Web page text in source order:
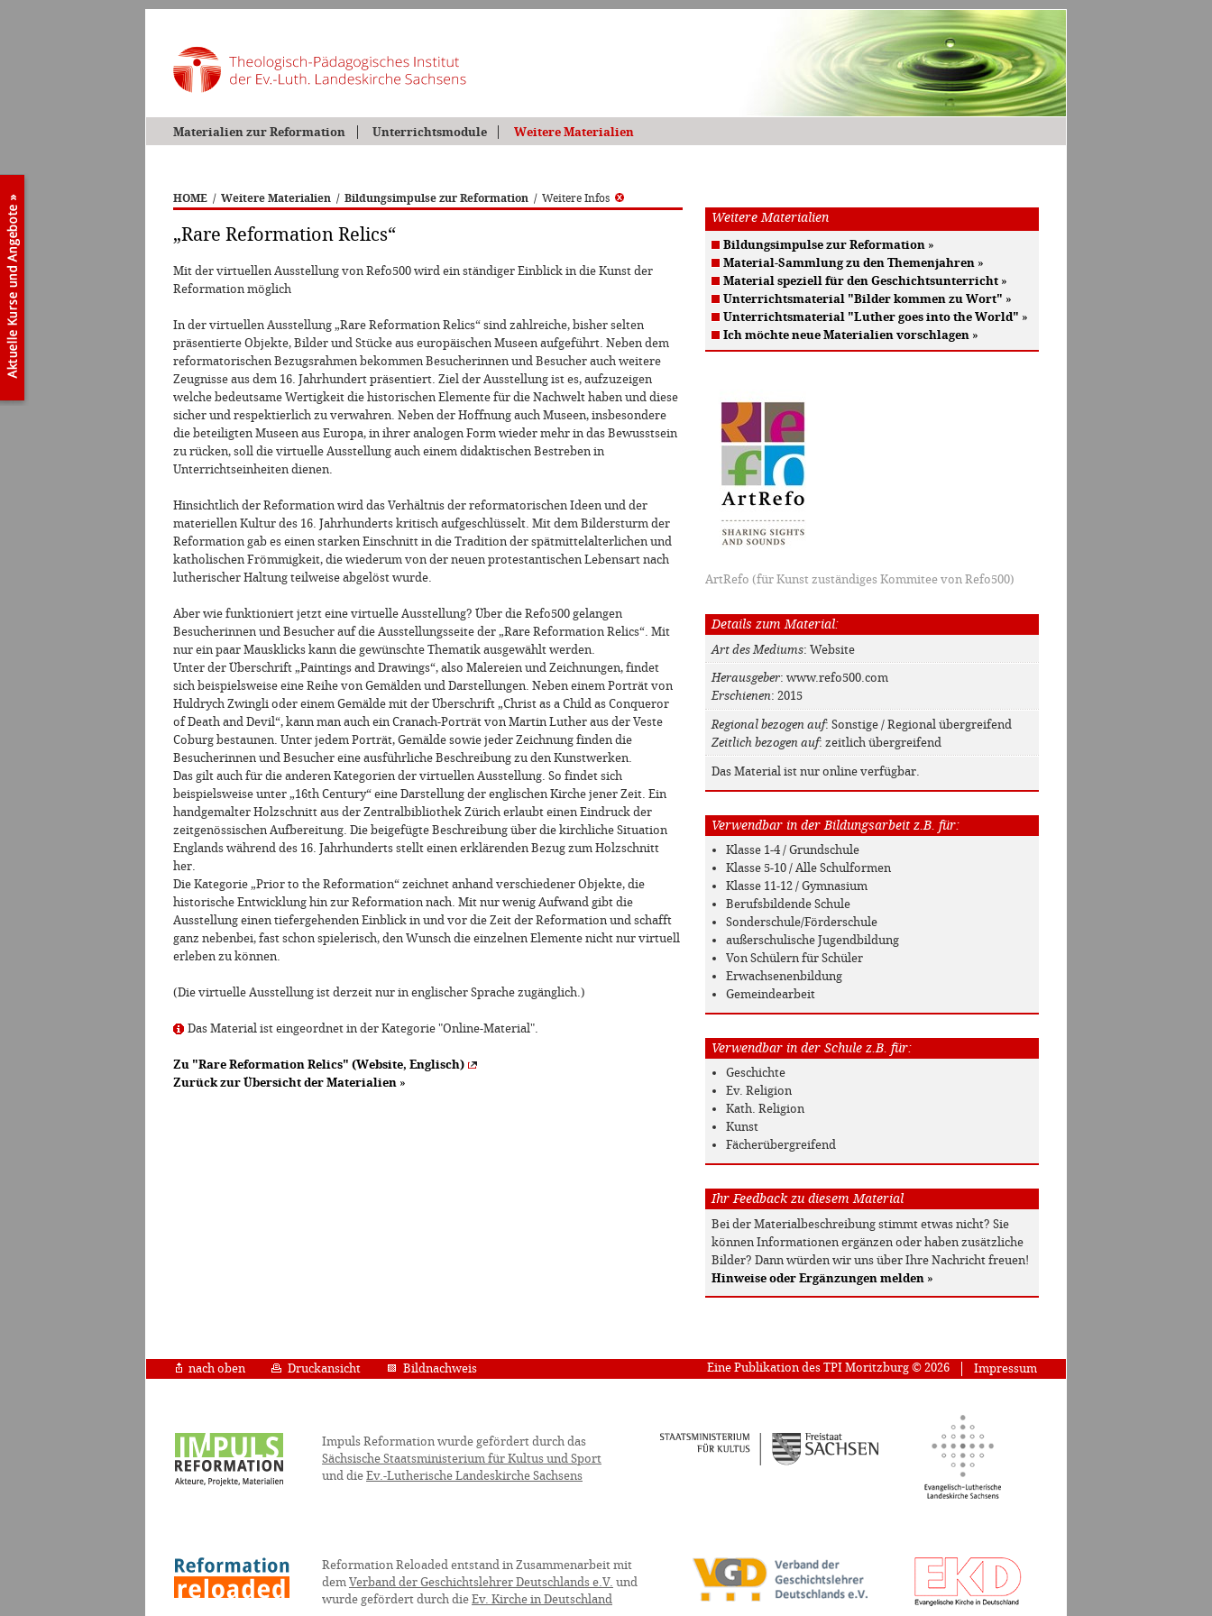
Materialien zur Reformation Unterrichtsmodule Weitere Materialien
HOME / Weitere Materialien / Bildungsimpulse zur Reformation / Weitere Infos
„Rare Reformation Relics“
Mit der virtuellen Ausstellung von Refo500 wird ein ständiger Einblick in die Kunst der
Reformation möglich
In der virtuellen Ausstellung „Rare Reformation Relics“ sind zahlreiche, bisher selten
präsentierte Objekte, Bilder und Stücke aus europäischen Museen aufgeführt. Neben dem
reformatorischen Bezugsrahmen bekommen Besucherinnen und Besucher auch weitere
Zeugnisse aus dem 16. Jahrhundert präsentiert. Ziel der Ausstellung ist es, aufzuzeigen
welche bedeutsame Wertigkeit die historischen Elemente für die Nachwelt haben und diese
sicher und respektierlich zu verwahren. Neben der Hoffnung auch Museen, insbesondere
die beteiligten Museen aus Europa, in ihrer analogen Form wieder mehr in das Bewusstsein
zu rücken, soll die virtuelle Ausstellung auch einem didaktischen Bestreben in
Unterrichtseinheiten dienen.
Hinsichtlich der Reformation wird das Verhältnis der reformatorischen Ideen und der
materiellen Kultur des 16. Jahrhunderts kritisch aufgeschlüsselt. Mit dem Bildersturm der
Reformation gab es einen starken Einschnitt in die Tradition der spätmittelalterlichen und
katholischen Frömmigkeit, die wiederum von der neuen protestantischen Lebensart nach
lutherischer Haltung teilweise abgelöst wurde.
Aber wie funktioniert jetzt eine virtuelle Ausstellung? Über die Refo500 gelangen
Besucherinnen und Besucher auf die Ausstellungsseite der „Rare Reformation Relics“. Mit
nur ein paar Mausklicks kann die gewünschte Thematik ausgewählt werden.
Unter der Überschrift „Paintings and Drawings“, also Malereien und Zeichnungen, findet
sich beispielsweise eine Reihe von Gemälden und Darstellungen. Neben einem Porträt von
Huldrych Zwingli oder einem Gemälde mit der Überschrift „Christ as a Child as Conqueror
of Death and Devil“, kann man auch ein Cranach-Porträt von Martin Luther aus der Veste
Coburg bestaunen. Unter jedem Porträt, Gemälde sowie jeder Zeichnung finden die
Besucherinnen und Besucher eine ausführliche Beschreibung zu den Kunstwerken.
Das gilt auch für die anderen Kategorien der virtuellen Ausstellung. So findet sich
beispielsweise unter „16th Century“ eine Darstellung der englischen Kirche jener Zeit. Ein
handgemalter Holzschnitt aus der Zentralbibliothek Zürich erlaubt einen Eindruck der
zeitgenössischen Aufbereitung. Die beigefügte Beschreibung über die kirchliche Situation
Englands während des 16. Jahrhunderts stellt einen erklärenden Bezug zum Holzschnitt
her.
Die Kategorie „Prior to the Reformation“ zeichnet anhand verschiedener Objekte, die
historische Entwicklung hin zur Reformation nach. Mit nur wenig Aufwand gibt die
Ausstellung einen tiefergehenden Einblick in und vor die Zeit der Reformation und schafft
ganz nebenbei, fast schon spielerisch, den Wunsch die einzelnen Elemente nicht nur virtuell
erleben zu können.
(Die virtuelle Ausstellung ist derzeit nur in englischer Sprache zugänglich.)
Das Material ist eingeordnet in der Kategorie "Online-Material".
Zu "Rare Reformation Relics" (Website, Englisch)
Zurück zur Übersicht der Materialien »
Weitere Materialien
Bildungsimpulse zur Reformation »
Material-Sammlung zu den Themenjahren »
Material speziell für den Geschichtsunterricht »
Unterrichtsmaterial "Bilder kommen zu Wort" »
Unterrichtsmaterial "Luther goes into the World" »
Ich möchte neue Materialien vorschlagen »
ArtRefo (für Kunst zuständiges Kommitee von Refo500)
Details zum Material:
Art des Mediums: Website
Herausgeber: www.refo500.com
Erschienen: 2015
Regional bezogen auf: Sonstige / Regional übergreifend
Zeitlich bezogen auf: zeitlich übergreifend
Das Material ist nur online verfügbar.
Verwendbar in der Bildungsarbeit z.B. für:
Klasse 1-4 / Grundschule
Klasse 5-10 / Alle Schulformen
Klasse 11-12 / Gymnasium
Berufsbildende Schule
Sonderschule/Förderschule
außerschulische Jugendbildung
Von Schülern für Schüler
Erwachsenenbildung
Gemeindearbeit
Verwendbar in der Schule z.B. für:
Geschichte
Ev. Religion
Kath. Religion
Kunst
Fächerübergreifend
Ihr Feedback zu diesem Material
Bei der Materialbeschreibung stimmt etwas nicht? Sie
können Informationen ergänzen oder haben zusätzliche
Bilder? Dann würden wir uns über Ihre Nachricht freuen!
Hinweise oder Ergänzungen melden »
Impressum
Eine Publikation des TPI Moritzburg © 2026
nach oben Druckansicht Bildnachweis
Impuls Reformation wurde gefördert durch das
Sächsische Staatsministerium für Kultus und Sport
und die Ev.-Lutherische Landeskirche Sachsens
Reformation Reloaded entstand in Zusammenarbeit mit
dem Verband der Geschichtslehrer Deutschlands e.V. und
wurde gefördert durch die Ev. Kirche in Deutschland